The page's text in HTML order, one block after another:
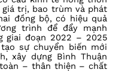
trị, bao trùm và phát
đồng bộ, có hiệu quả
trình để đẩy mạnh
giai đoạn 2022 – 2025
sự chuyển biến mới
xây dựng Bình Thuận
– thân thiện – chất